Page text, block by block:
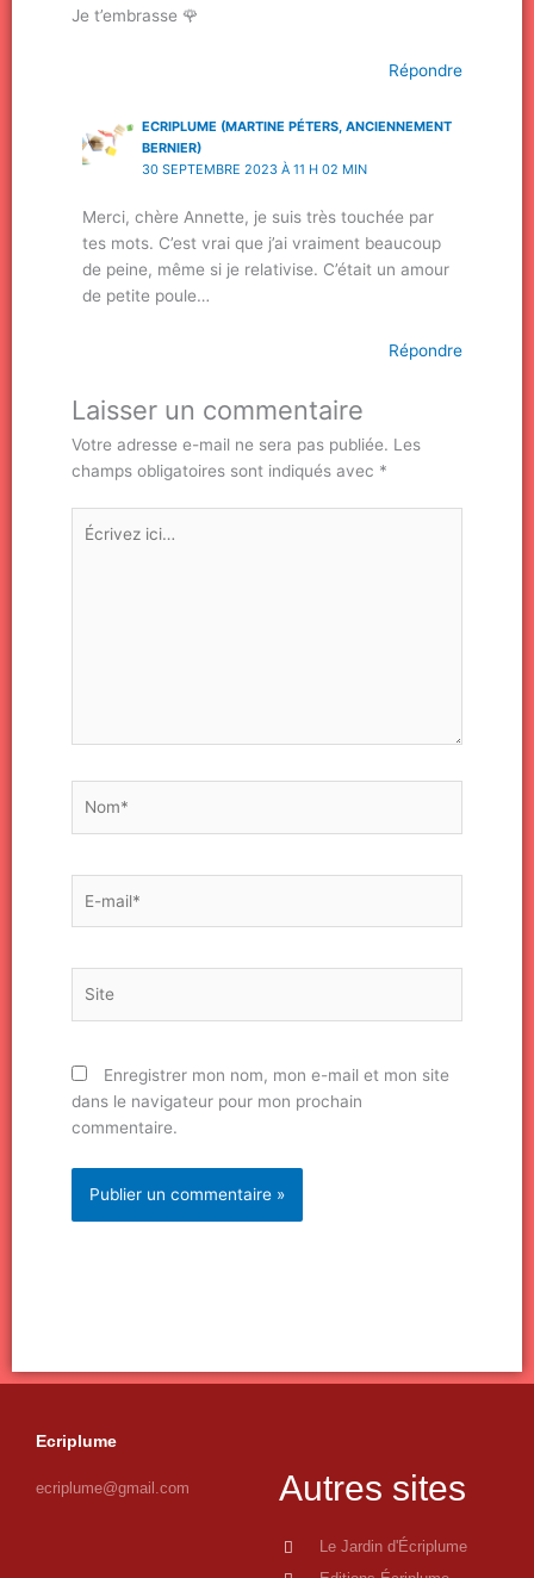
Je t’embrasse 🌹
Répondre
ECRIPLUME (MARTINE PÉTERS, ANCIENNEMENT
BERNIER)
30 SEPTEMBRE 2023 À 11 H 02 MIN
Merci, chère Annette, je suis très touchée par
tes mots. C’est vrai que j’ai vraiment beaucoup
de peine, même si je relativise. C’était un amour
de petite poule…
Répondre
Laisser un commentaire
Votre adresse e-mail ne sera pas publiée. Les
champs obligatoires sont indiqués avec *
Écrivez
ici…
mail*
Enregistrer mon nom, mon e-mail et mon site
dans le navigateur pour mon prochain
commentaire.
Ecriplume
ecriplume@gmail.com Autres sites
Le Jardin d'Écriplume